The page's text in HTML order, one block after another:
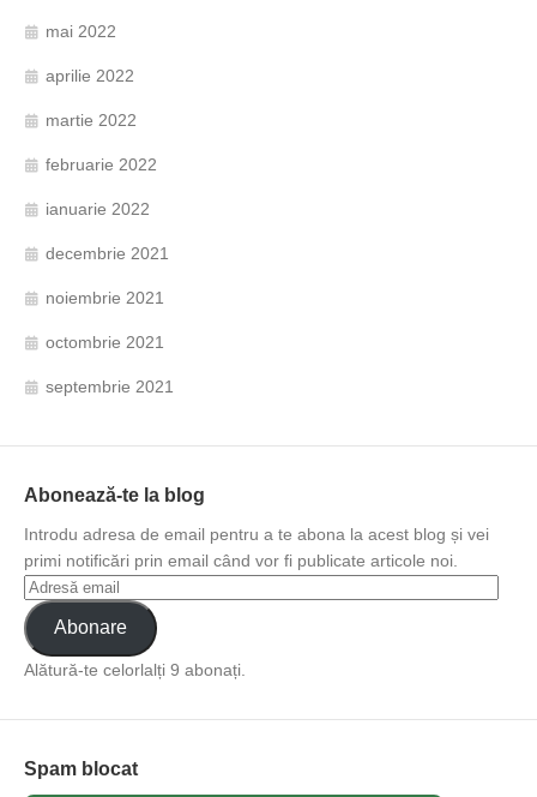
mai 2022
aprilie 2022
martie 2022
februarie 2022
ianuarie 2022
decembrie 2021
noiembrie 2021
octombrie 2021
septembrie 2021
Abonează-te la blog
Introdu adresa de email pentru a te abona la acest blog și vei
primi notificări prin email când vor fi publicate articole noi.
Abonare
Alătură-te celorlalți 9 abonați.
Spam blocat